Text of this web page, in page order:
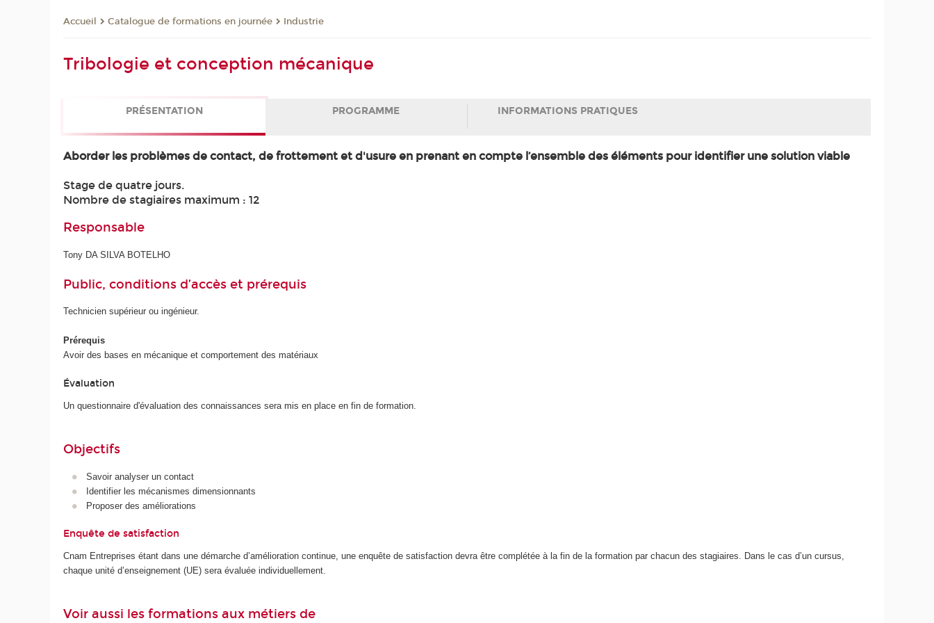
Accueil Catalogue de formations en journée Industrie
Tribologie et conception mécanique
PRÉSENTATION PROGRAMME INFORMATIONS PRATIQUES
Aborder les problèmes de contact, de frottement et d'usure en prenant en compte l’ensemble des éléments pour identifier une solution viable
Stage de quatre jours.
Nombre de stagiaires maximum : 12
Responsable
Tony DA SILVA BOTELHO
Public, conditions d’accès et prérequis
Technicien supérieur ou ingénieur.
Prérequis
Avoir des bases en mécanique et comportement des matériaux
Évaluation
Un questionnaire d'évaluation des connaissances sera mis en place en fin de formation.
Objectifs
Savoir analyser un contact
Identifier les mécanismes dimensionnants
Proposer des améliorations
Enquête de satisfaction
Cnam Entreprises étant dans une démarche d’amélioration continue, une enquête de satisfaction devra être complétée à la fin de la formation par chacun des stagiaires. Dans le cas d’un cursus,
chaque unité d’enseignement (UE) sera évaluée individuellement.
Voir aussi les formations aux métiers de